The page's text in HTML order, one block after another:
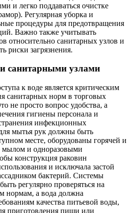
и легко поддаваться очистке
Регулярная уборка и
процедуры для предотвращения
Важно также учитывать
относительно санитарных узлов и
риски загрязнения.
и санитарными узлами
к воде является критическим
санитарных норм в торговых
не просто вопрос удобства, а
гигиены персонала и
инфекционных
мытья рук должны быть
месте, оборудованы горячей и
мылом и одноразовыми
конструкция раковин
и исключала застой
бактерий. Системы
регулярно проверяться на
нормам, а вода должна
качества питьевой воды,
приготовления пищи или